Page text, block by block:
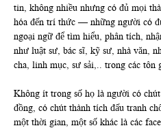
tin, không nhiều nhưng có đủ mọi
hóa đến trí thức — những người có
ngoại ngữ để tìm hiểu, phân tích,
như luật sư, bác sĩ, kỹ sư, nhà văn,
cha, linh mục, sư sải,.. trong các tôn
Không ít trong số họ là người có
đồng, có chút thành tích đấu tranh
một thời gian, một số khác là các